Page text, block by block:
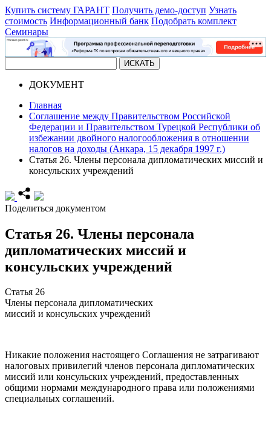
Купить систему ГАРАНТ Получить демо-доступ Узнать
стоимость Информационный банк Подобрать комплект
Семинары
ДОКУМЕНТ
Главная
Соглашение между Правительством Российской
Федерации и Правительством Турецкой Республики об
избежании двойного налогообложения в отношении
налогов на доходы (Анкара, 15 декабря 1997 г.)
Статья 26. Члены персонала дипломатических миссий и
консульских учреждений
Поделиться документом
Статья 26. Члены персонала
дипломатических миссий и
консульских учреждений
Статья 26
Члены персонала дипломатических
миссий и консульских учреждений
Никакие положения настоящего Соглашения не затрагивают
налоговых привилегий членов персонала дипломатических
миссий или консульских учреждений, предоставленных
общими нормами международного права или положениями
специальных соглашений.